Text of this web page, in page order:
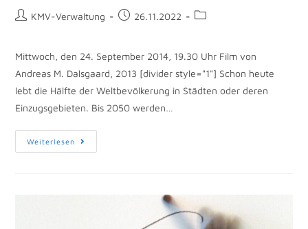
KMV-Verwaltung 26.11.2022
Mittwoch, den 24. September 2014, 19.30 Uhr Film von
Andreas M. Dalsgaard, 2013 [divider style="1"] Schon heute
lebt die Hälfte der Weltbevölkerung in Städten oder deren
Einzugsgebieten. Bis 2050 werden…
Weiterlesen